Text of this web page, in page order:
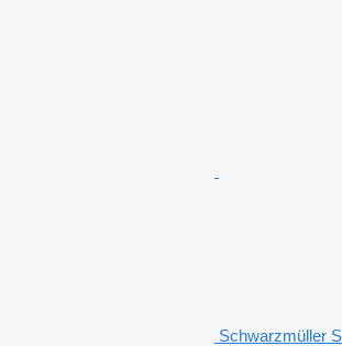
Schwarzmüller